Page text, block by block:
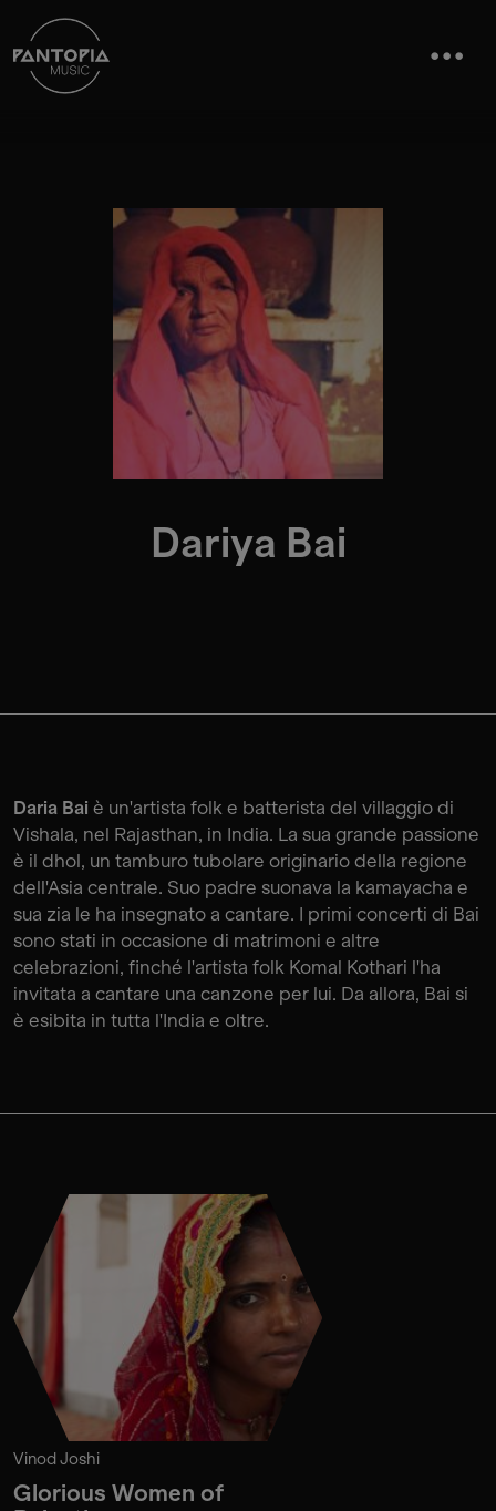
Dariya Bai
Daria Bai è un'artista folk e batterista del villaggio di
Vishala, nel Rajasthan, in India. La sua grande passione
è il dhol, un tamburo tubolare originario della regione
dell'Asia centrale. Suo padre suonava la kamayacha e
sua zia le ha insegnato a cantare. I primi concerti di Bai
sono stati in occasione di matrimoni e altre
celebrazioni, finché l'artista folk Komal Kothari l'ha
invitata a cantare una canzone per lui. Da allora, Bai si
è esibita in tutta l'India e oltre.
Vinod Joshi
Glorious Women of